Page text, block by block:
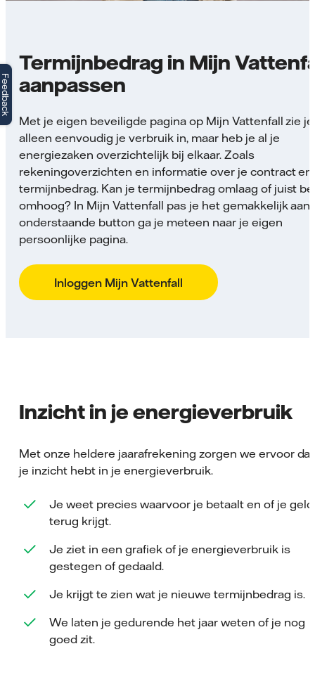
Termijnbedrag in Mijn
aanpassen
Met je eigen beveiligde pagina op Mijn Vattenfall zie
alleen eenvoudig je verbruik in, maar heb je al je
energiezaken overzichtelijk bij elkaar. Zoals
rekeningoverzichten en informatie over je contract en
termijnbedrag. Kan je termijnbedrag omlaag of juist
omhoog? In Mijn Vattenfall pas je het gemakkelijk aan.
onderstaande button ga je meteen naar je eigen
persoonlijke pagina.
Inloggen Mijn Vattenfall
Inzicht in je energieverbruik
Met onze heldere jaarafrekening zorgen we ervoor dat
je inzicht hebt in je energieverbruik.
Je weet precies waarvoor je betaalt en of je geld
terug krijgt.
Je ziet in een grafiek of je energieverbruik is
gestegen of gedaald.
Je krijgt te zien wat je nieuwe termijnbedrag is.
We laten je gedurende het jaar weten of je nog
goed zit.
Feedback